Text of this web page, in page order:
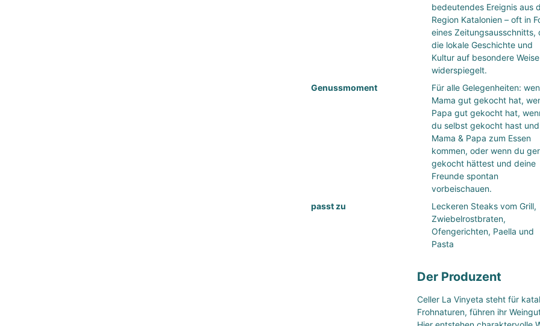
bedeutendes Ereignis aus
Region Katalonien – oft in
eines Zeitungsausschnitts,
die lokale Geschichte und
Kultur auf besondere Weise
widerspiegelt.
Genussmoment
Für alle Gelegenheiten:
Mama gut gekocht hat,
Papa gut gekocht hat,
du selbst gekocht hast und
Mama & Papa zum Essen
kommen, oder wenn du
gekocht hättest und deine
Freunde spontan
vorbeischauen.
passt zu
Leckeren Steaks vom Grill,
Zwiebelrostbraten,
Ofengerichten, Paella und
Pasta
Der Produzent
Celler La Vinyeta steht für
Frohnaturen, führen ihr